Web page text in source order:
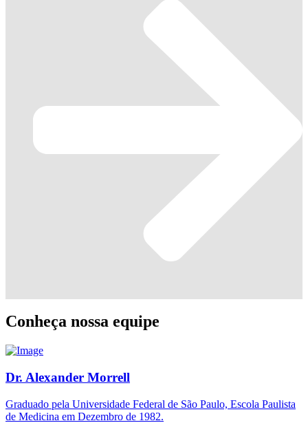
Conheça nossa equipe
Dr. Alexander Morrell
Graduado pela Universidade Federal de São Paulo, Escola Paulista
de Medicina em Dezembro de 1982.